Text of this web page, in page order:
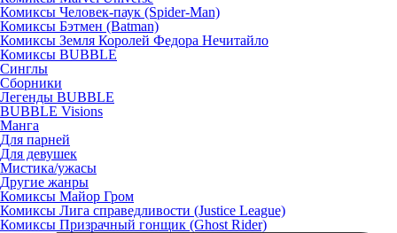
Комиксы Человек-паук (Spider-Man)
Комиксы Бэтмен (Batman)
Комиксы Земля Королей Федора Нечитайло
Комиксы BUBBLE
Синглы
Сборники
Легенды BUBBLE
BUBBLE Visions
Манга
Для парней
Для девушек
Мистика/ужасы
Другие жанры
Комиксы Майор Гром
Комиксы Лига справедливости (Justice League)
Комиксы Призрачный гонщик (Ghost Rider)